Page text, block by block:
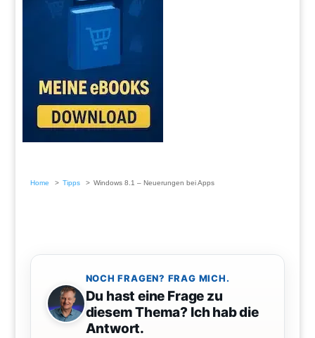
Home Tipps Windows 8.1 – Neuerungen bei Apps
NOCH FRAGEN? FRAG MICH.
Du hast eine Frage zu
diesem Thema? Ich hab die
Antwort.